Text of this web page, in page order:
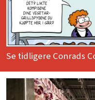
Se tidligere Conrads